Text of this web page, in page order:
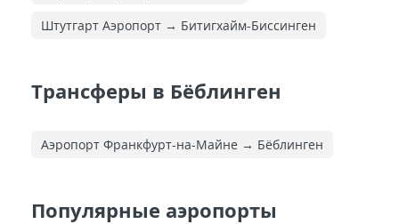
Штутгарт Аэропорт → Битигхайм-Биссинген
Трансферы в Бёблинген
Аэропорт Франкфурт-на-Майне → Бёблинген
Популярные аэропорты